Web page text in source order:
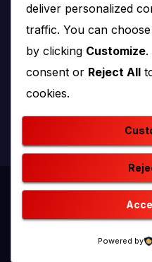
produkcija i
Proudly powered by
O nama
deliver personalized
traffic. You can
by clicking Customize.
consent or Reject All
cookies.
Powered by